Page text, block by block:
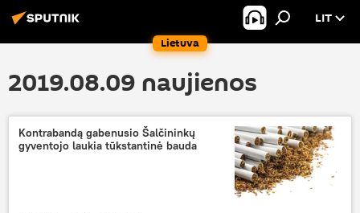
Lietuva
LIT
2019.08.09 naujienos
Kontrabandą gabenusio Šalčininkų
gyventojo laukia tūkstantinė bauda